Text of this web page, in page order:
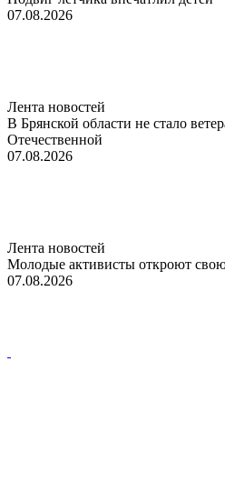
07.08.2026
Лента новостей
В Брянской области не стало
Отечественной
07.08.2026
Лента новостей
Молодые активисты откроют
07.08.2026